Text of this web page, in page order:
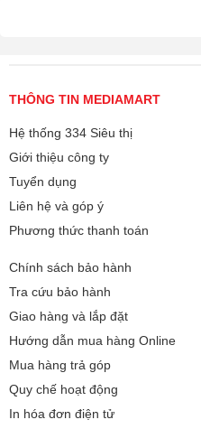
THÔNG TIN MEDIAMART
Hệ thống 334 Siêu thị
Giới thiệu công ty
Tuyển dụng
Liên hệ và góp ý
Phương thức thanh toán
Chính sách bảo hành
Tra cứu bảo hành
Giao hàng và lắp đặt
Hướng dẫn mua hàng Online
Mua hàng trả góp
Quy chế hoạt động
In hóa đơn điện tử